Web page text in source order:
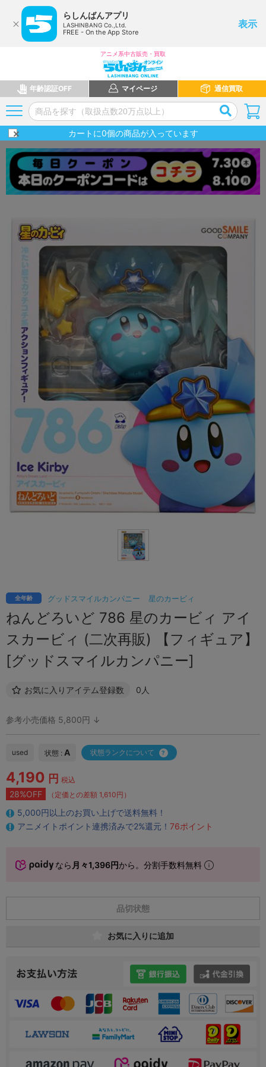
らしんばんアプリ
LASHINBANG Co.,Ltd.
FREE - On the App Store
表示
アニメ系中古販売・買取
年齢認証OFF マイページ 通信買取
カートに0個の商品が入っています
グッドスマイルカンパニー 星のカービィ
全年齢
ねんどろいど 786 星のカービィ アイ
スカービィ (二次再販) 【フィギュア】
[グッドスマイルカンパニー]
お気に入りアイテム登録数 0人
参考小売価格 5,800円 ↓
used 状態 : A 状態ランクについて
4,190 円 税込
28%OFF （定価との差額 1,610円）
5,000円以上のお買い上げで送料無料！
アニメイトポイント連携済みで2%還元！ 76ポイント
なら 月々1,396円から。分割手数料無料
品切状態
お気に入りに追加